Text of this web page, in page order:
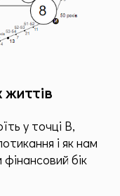
життів
у точці В,
і як нам
бік